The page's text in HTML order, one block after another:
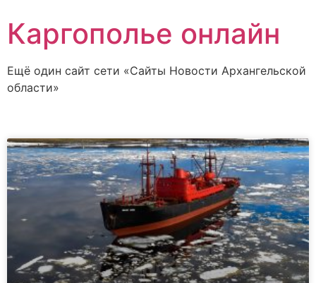
Каргополье онлайн
Ещё один сайт сети «Сайты Новости Архангельской
области»